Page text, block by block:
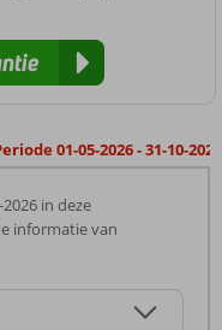
01-05-2026 - 31-10-2026
in deze
informatie van